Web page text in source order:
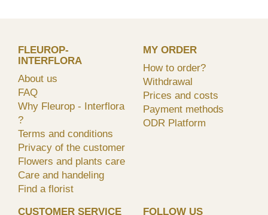
FLEUROP-
INTERFLORA
About us
FAQ
Why Fleurop - Interflora
?
Terms and conditions
Privacy of the customer
Flowers and plants care
Care and handeling
Find a florist
MY ORDER
How to order?
Withdrawal
Prices and costs
Payment methods
ODR Platform
CUSTOMER SERVICE FOLLOW US